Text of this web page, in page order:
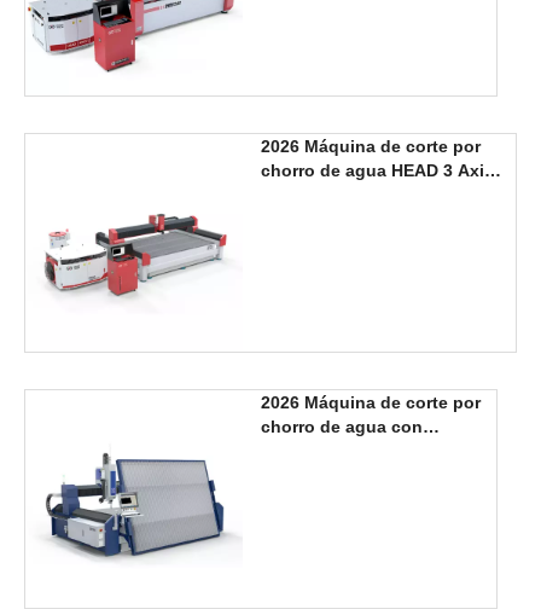
2026 Máquina de corte por
chorro de agua HEAD 3 Axis
2026 Máquina de corte por
chorro de agua con